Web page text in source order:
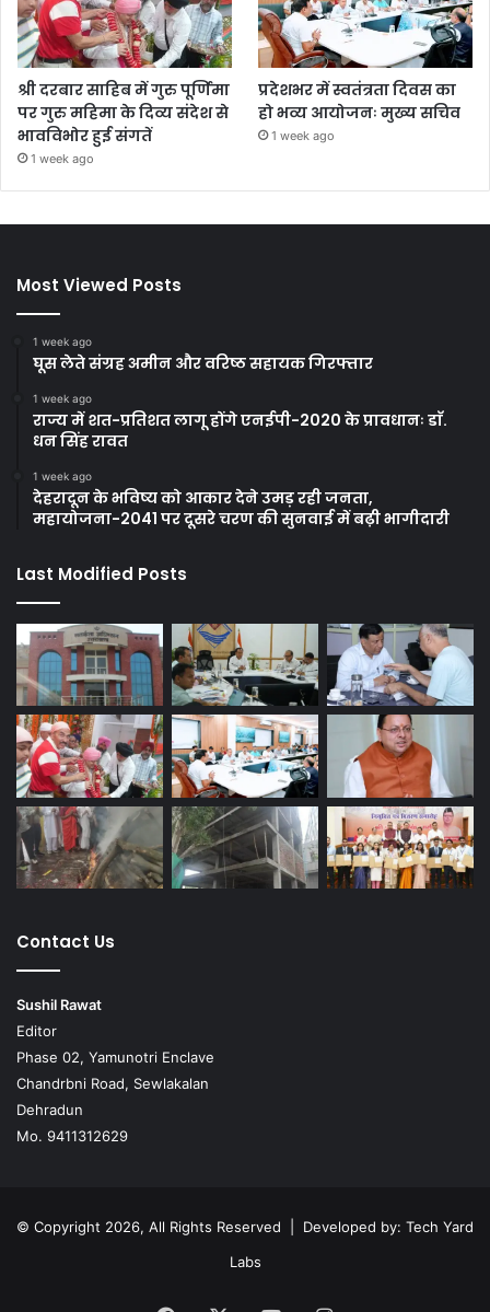
श्री दरबार साहिब में गुरु पूर्णिमा
पर गुरु महिमा के दिव्य संदेश से
भावविभोर हुई संगतें
1 week ago
प्रदेशभर में स्वतंत्रता दिवस का
हो भव्य आयोजनः मुख्य सचिव
1 week ago
Most Viewed Posts
1 week ago
घूस लेते संग्रह अमीन और वरिष्ठ सहायक गिरफ्तार
1 week ago
राज्य में शत-प्रतिशत लागू होंगे एनईपी-2020 के प्रावधानः डाॅ.
धन सिंह रावत
1 week ago
देहरादून के भविष्य को आकार देने उमड़ रही जनता,
महायोजना-2041 पर दूसरे चरण की सुनवाई में बढ़ी भागीदारी
Last Modified Posts
Contact Us
Sushil Rawat
Editor
Phase 02, Yamunotri Enclave
Chandrbni Road, Sewlakalan
Dehradun
Mo. 9411312629
© Copyright 2026, All Rights Reserved | Developed by: Tech Yard
Labs